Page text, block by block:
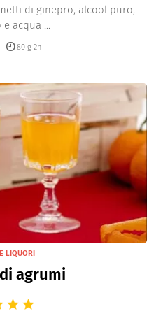
di ginepro, alcool puro,
acqua ...
80 g 2h
LIQUORI
agrumi